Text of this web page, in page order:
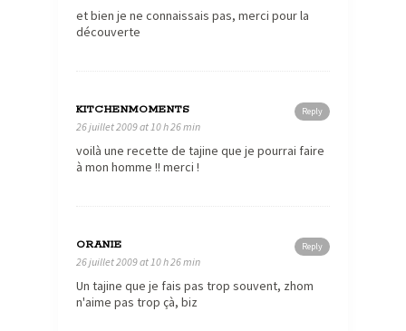
et bien je ne connaissais pas, merci pour la
découverte
Reply
KITCHENMOMENTS
26 juillet 2009 at 10 h 26 min
voilà une recette de tajine que je pourrai faire
à mon homme !! merci !
Reply
ORANIE
26 juillet 2009 at 10 h 26 min
Un tajine que je fais pas trop souvent, zhom
n'aime pas trop çà, biz